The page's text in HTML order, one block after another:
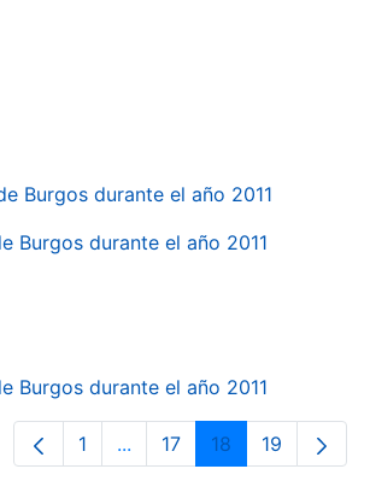
Burgos durante el año 2011
Burgos durante el año 2011
Burgos durante el año 2011
Página
1 ...Páginas intermedias Use
Página
17 Página
18 Página
19